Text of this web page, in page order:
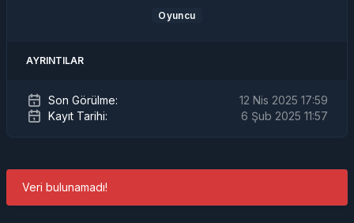
Oyuncu
AYRINTILAR
Son Görülme:
12 Nis 2025 17:59
Kayıt Tarihi:
6 Şub 2025 11:57
Veri bulunamadı!